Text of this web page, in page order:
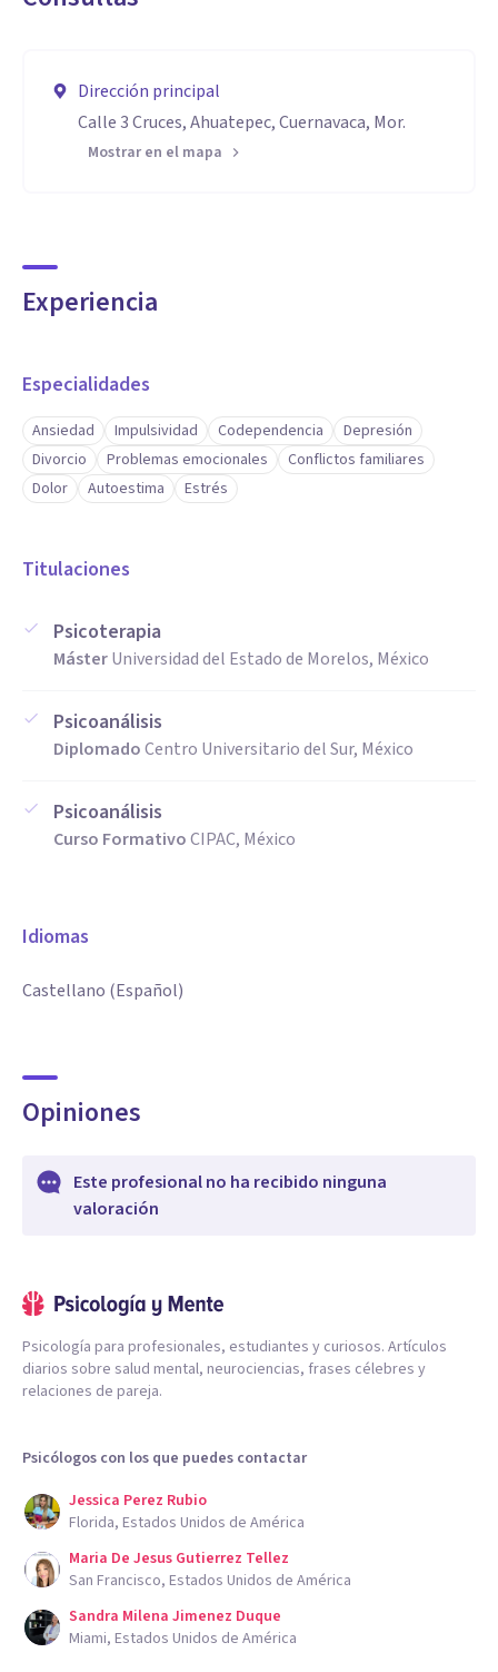
Dirección principal
Calle 3 Cruces, Ahuatepec, Cuernavaca, Mor.
Mostrar en el mapa
Experiencia
Especialidades
Ansiedad Impulsividad Codependencia
Depresión
Divorcio
Problemas emocionales
Conflictos familiares
Dolor
Autoestima Estrés
Titulaciones
Psicoterapia
MásterUniversidad del Estado de Morelos, México
Psicoanálisis
DiplomadoCentro Universitario del Sur, México
Psicoanálisis
Curso FormativoCIPAC, México
Idiomas
Castellano (Español)
Opiniones
Este profesional no ha recibido ninguna
valoración
Psicología para profesionales, estudiantes y curiosos. Artículos
diarios sobre salud mental, neurociencias, frases célebres y
relaciones de pareja.
Psicólogos con los que puedes contactar
Jessica Perez Rubio
Florida, Estados Unidos de América
Maria De Jesus Gutierrez Tellez
San Francisco, Estados Unidos de América
Sandra Milena Jimenez Duque
Miami, Estados Unidos de América